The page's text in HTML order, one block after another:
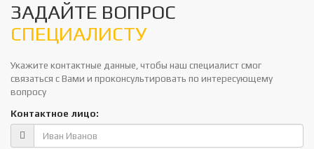
ЗАДАЙТЕ ВОПРОС
СПЕЦИАЛИСТУ
Укажите контактные данные, чтобы наш специалист смог
связаться с Вами и проконсультировать по интересующему
вопросу
Контактное лицо: